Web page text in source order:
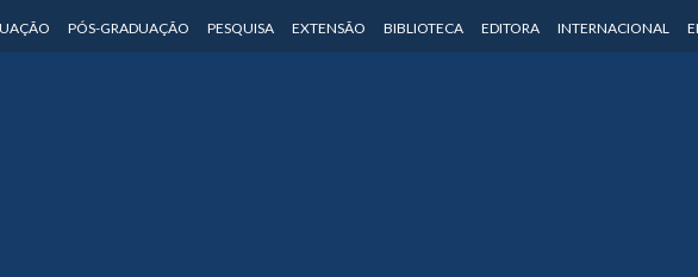
PÓS-GRADUAÇÃO PESQUISA EXTENSÃO BIBLIOTECA EDITORA INTERNACIONAL